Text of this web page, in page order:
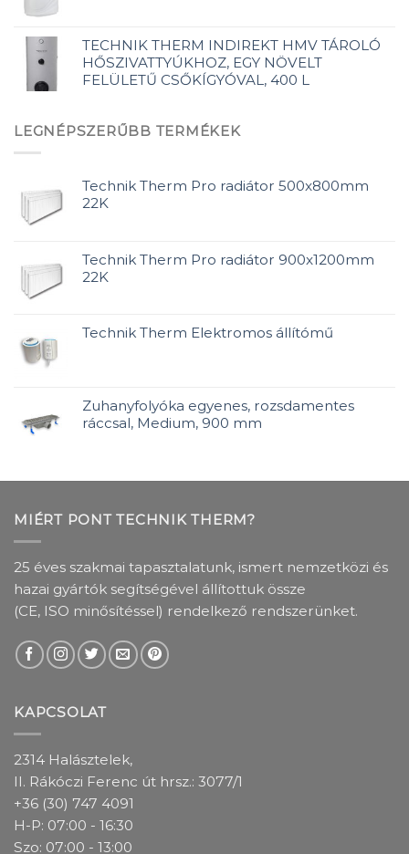
TECHNIK THERM INDIREKT HMV TÁROLÓ
HŐSZIVATTYÚKHOZ, EGY NÖVELT
FELÜLETŰ CSŐKÍGYÓVAL, 400 L
LEGNÉPSZERŰBB TERMÉKEK
Technik Therm Pro radiátor 500x800mm
22K
Technik Therm Pro radiátor 900x1200mm
22K
Technik Therm Elektromos állítómű
Zuhanyfolyóka egyenes, rozsdamentes
ráccsal, Medium, 900 mm
MIÉRT PONT TECHNIK THERM?
25 éves szakmai tapasztalatunk, ismert nemzetközi és
hazai gyártók segítségével állítottuk össze
(CE, ISO minősítéssel) rendelkező rendszerünket.
KAPCSOLAT
2314 Halásztelek,
II. Rákóczi Ferenc út hrsz.: 3077/1
+36 (30) 747 4091
H-P: 07:00 - 16:30
Szo: 07:00 - 13:00